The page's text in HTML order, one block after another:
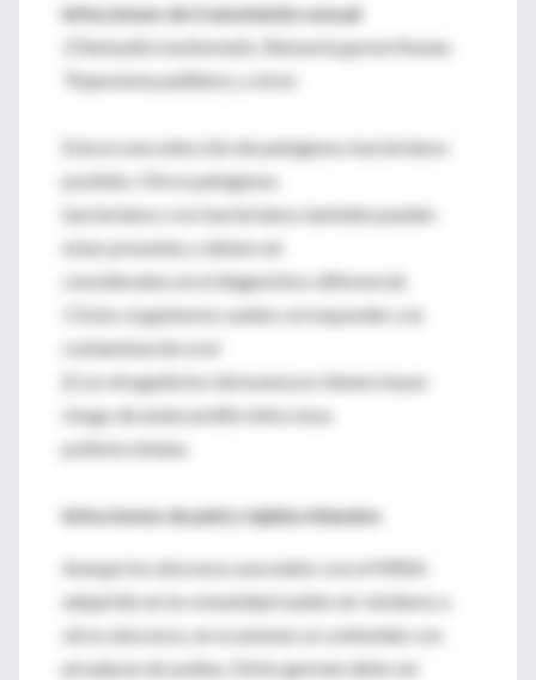
Infecciones de transmisión sexual
Chlamydia trachomatis, Neisseria gonorrhoeae,
Treponema pallidum, y otros
Esta es una selección de patógenos bacterianos
posibles. Otros patógenos
bacterianos o no bacterianos también pueden
estar presentes y deben ser
considerados en el diagnóstico diferencial.
‡ Estos organismos suelen corresponder a la
contaminación oral
∆ Los drogadictos intravenosos tienen mayor
riesgo de endocarditis infecciosa
polimicrobiana
Infecciones de piel y tejidos blandos
Aunque los abscesos asociados con el MRSA
adquirido en la comunidad suelen ser similares a
otros abscesos, en ocasiones se confunden con
picaduras de arañas. Dicho germen debe ser